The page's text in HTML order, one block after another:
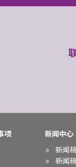
项
新闻中心
新闻
新闻